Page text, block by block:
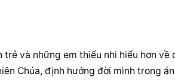
trẻ và những em thiếu nhi hiểu hơn về
Chúa, định hướng đời mình trong